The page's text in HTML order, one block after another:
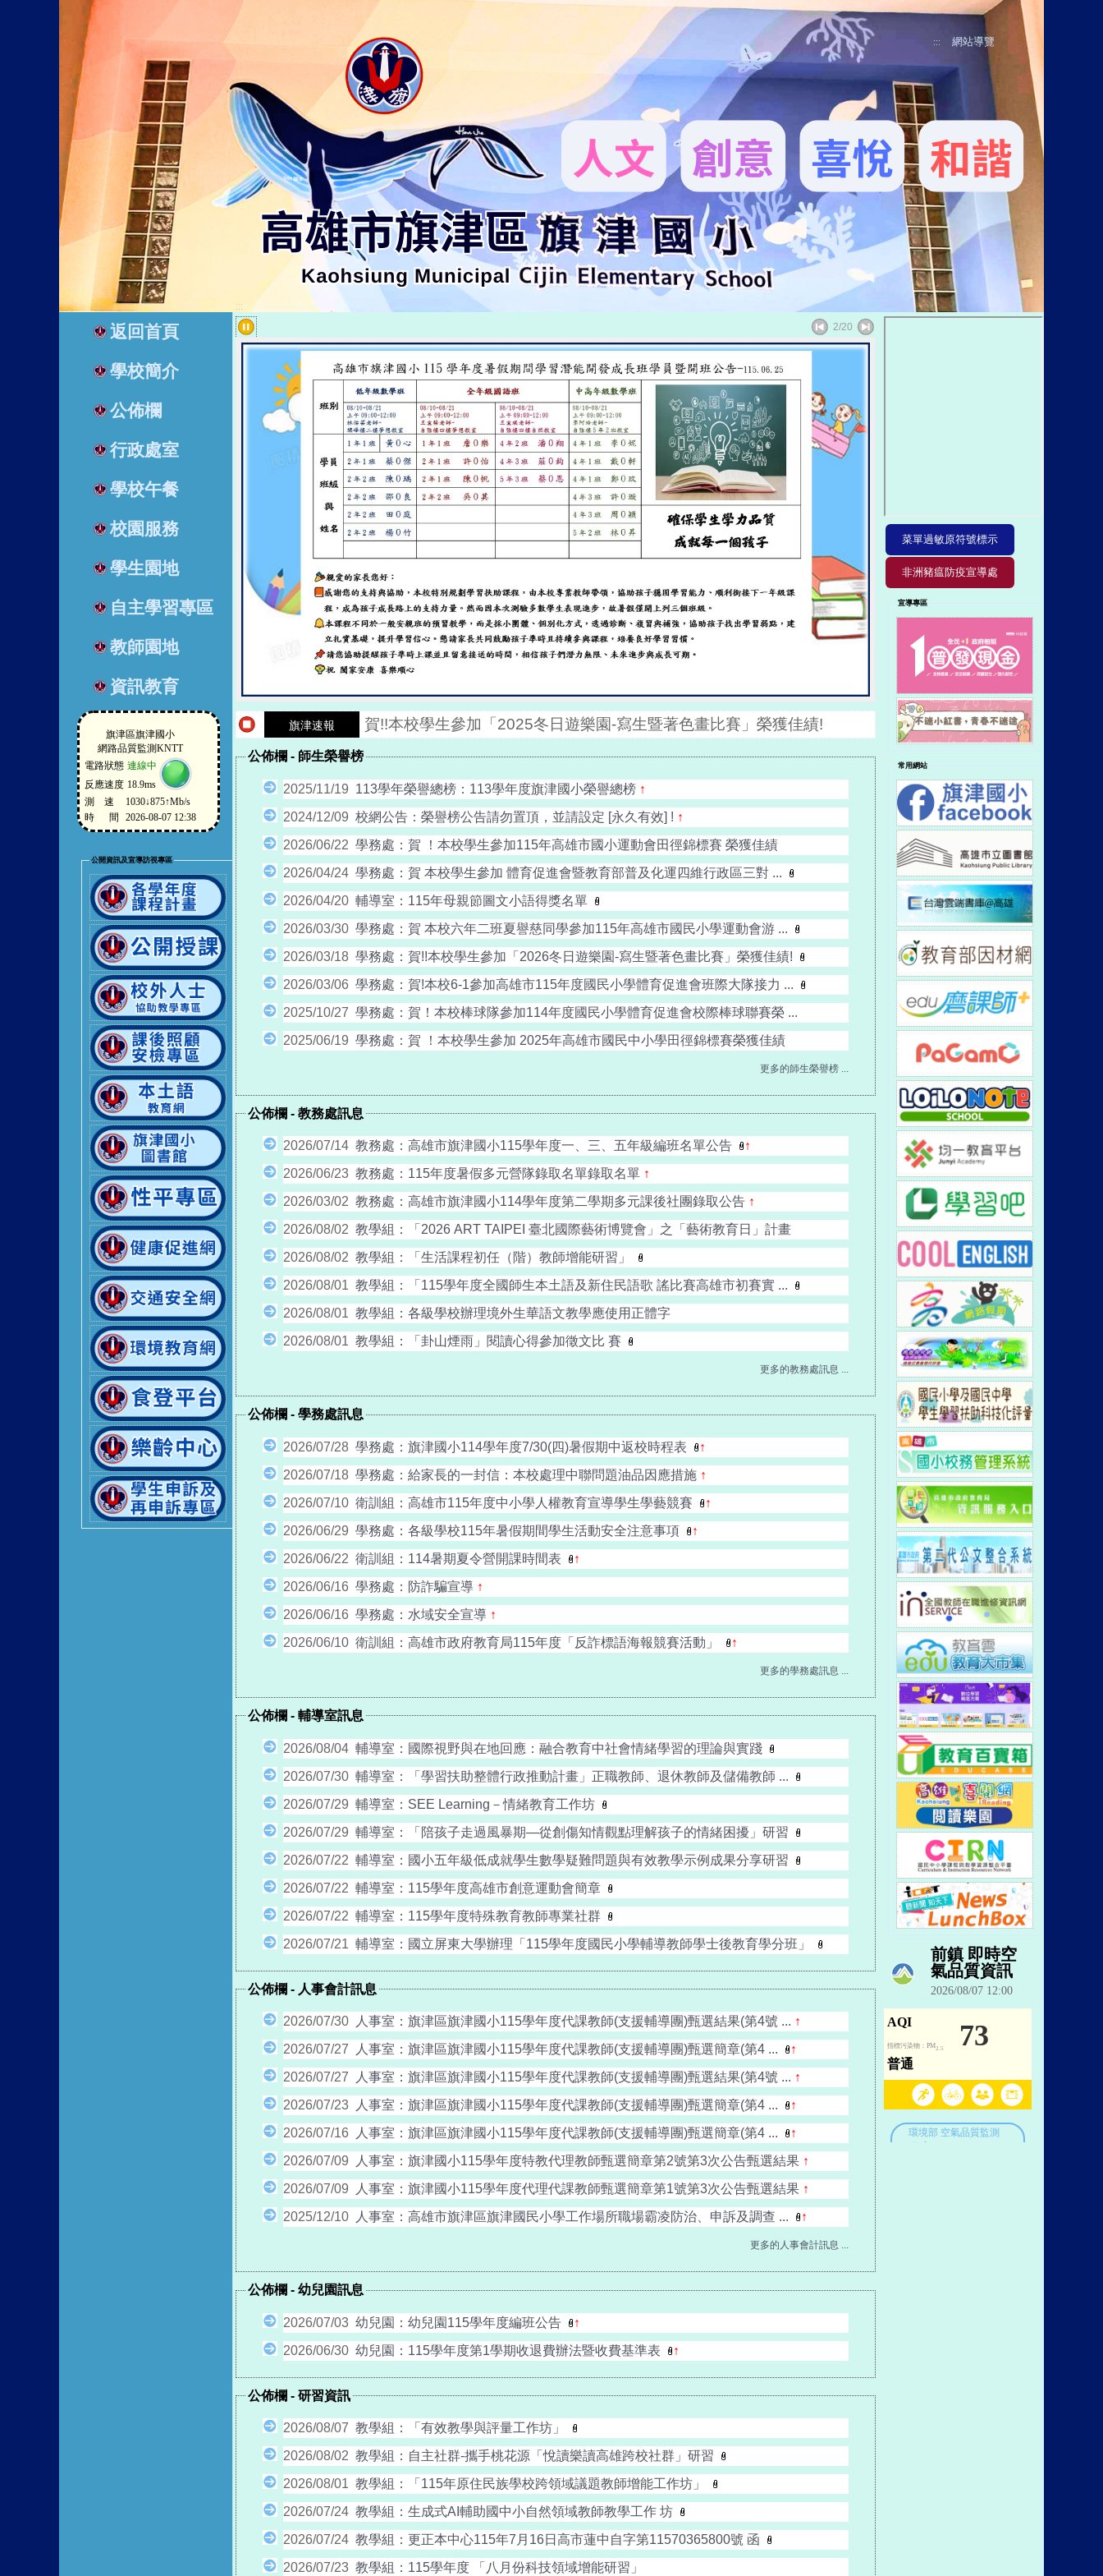
::: 網站導覽
:::
返回首頁
學校簡介
公佈欄
行政處室
學校午餐
校園服務
學生園地
自主學習專區
教師園地
資訊教育
公開資訊及宣導訪視專區
:::
2/20
旗津速報
114學年度小一新生報到相關事項，請家長參閱↓↓教務處公佈欄
賀!!本校學生參加「2025冬日遊樂園-寫生暨著色畫比賽」榮獲佳績!
公佈欄 - 師生榮譽榜
2025/11/19 113學年榮譽總榜：113學年度旗津國小榮譽總榜 ↑
2024/12/09
校網公告：榮譽榜公告請勿置頂，並請設定 [永久有效] ! ↑
2026/06/22 學務處：賀 ！本校學生參加115年高雄市國小運動會田徑錦標賽 榮獲佳績
2026/04/24 學務處：賀 本校學生參加 體育促進會暨教育部普及化運四維行政區三對 ...
2026/04/20 輔導室：115年母親節圖文小語得獎名單
2026/03/30 學務處：賀 本校六年二班夏譽慈同學參加115年高雄市國民小學運動會游 ...
2026/03/18 學務處：賀!!本校學生參加「2026冬日遊樂園-寫生暨著色畫比賽」榮獲佳績!
2026/03/06 學務處：賀!本校6-1參加高雄市115年度國民小學體育促進會班際大隊接力 ...
2025/10/27 學務處：賀！本校棒球隊參加114年度國民小學體育促進會校際棒球聯賽榮 ...
2025/06/19 學務處：賀 ！本校學生參加 2025年高雄市國民中小學田徑錦標賽榮獲佳績
更多的師生榮譽榜 ...
公佈欄 - 教務處訊息
2026/07/14 教務處：高雄市旗津國小115學年度一、三、五年級編班名單公告
↑
2026/06/23 教務處：115年度暑假多元營隊錄取名單錄取名單 ↑
2026/03/02 教務處：高雄市旗津國小114學年度第二學期多元課後社團錄取公告 ↑
2026/08/02 教學組：「2026 ART TAIPEI 臺北國際藝術博覽會」之「藝術教育日」計畫
2026/08/02 教學組：「生活課程初任（階）教師增能研習」
2026/08/01 教學組：「115學年度全國師生本土語及新住民語歌 謠比賽高雄市初賽實 ...
2026/08/01 教學組：各級學校辦理境外生華語文教學應使用正體字
2026/08/01 教學組：「卦山煙雨」閱讀心得參加徵文比 賽
更多的教務處訊息 ...
公佈欄 - 學務處訊息
2026/07/28 學務處：旗津國小114學年度7/30(四)暑假期中返校時程表
↑
2026/07/18 學務處：給家長的一封信：本校處理中聯問題油品因應措施 ↑
2026/07/10 衛訓組：高雄市115年度中小學人權教育宣導學生學藝競賽
↑
2026/06/29 學務處：各級學校115年暑假期間學生活動安全注意事項
↑
2026/06/22 衛訓組：114暑期夏令營開課時間表
↑
2026/06/16 學務處：防詐騙宣導 ↑
2026/06/16 學務處：水域安全宣導 ↑
2026/06/10 衛訓組：高雄市政府教育局115年度「反詐標語海報競賽活動」 ↑
更多的學務處訊息 ...
公佈欄 -總務處訊息
公佈欄 - 輔導室訊息
2026/08/04 輔導室：國際視野與在地回應：融合教育中社會情緒學習的理論與實踐
2026/07/30 輔導室：「學習扶助整體行政推動計畫」正職教師、退休教師及儲備教師 ...
2026/07/29 輔導室：SEE Learning－情緒教育工作坊
2026/07/29 輔導室：「陪孩子走過風暴期—從創傷知情觀點理解孩子的情緒困擾」研習
2026/07/22 輔導室：國小五年級低成就學生數學疑難問題與有效教學示例成果分享研習
2026/07/22 輔導室：115學年度高雄市創意運動會簡章
2026/07/22 輔導室：115學年度特殊教育教師專業社群
2026/07/21 輔導室：國立屏東大學辦理「115學年度國民小學輔導教師學士後教育學分班」
公佈欄 - 人事會計訊息
2026/07/30 人事室：旗津區旗津國小115學年度代課教師(支援輔導團)甄選結果(第4號 ... ↑
2026/07/27
人事室：旗津區旗津國小115學年度代課教師(支援輔導團)甄選簡章(第4 ...
↑
2026/07/27
人事室：旗津區旗津國小115學年度代課教師(支援輔導團)甄選結果(第4號 ... ↑
2026/07/23
人事室：旗津區旗津國小115學年度代課教師(支援輔導團)甄選簡章(第4 ...
↑
2026/07/16
人事室：旗津區旗津國小115學年度代課教師(支援輔導團)甄選簡章(第4 ...
↑
2026/07/09
人事室：旗津國小115學年度特教代理教師甄選簡章第2號第3次公告甄選結果 ↑
2026/07/09
人事室：旗津國小115學年度代理代課教師甄選簡章第1號第3次公告甄選結果 ↑
2025/12/10
人事室：高雄市旗津區旗津國民小學工作場所職場霸凌防治、申訴及調查 ... ↑
更多的人事會計訊息 ...
公佈欄 - 幼兒園訊息
2026/07/03 幼兒園：幼兒園115學年度編班公告
↑
2026/06/30 幼兒園：115學年度第1學期收退費辦法暨收費基準表 ↑
公佈欄 - 研習資訊
2026/08/07 教學組：「有效教學與評量工作坊」
2026/08/02 教學組：自主社群-攜手桃花源「悅讀樂讀高雄跨校社群」研習
2026/08/01 教學組：「115年原住民族學校跨領域議題教師增能工作坊」
2026/07/24 教學組：生成式AI輔助國中小自然領域教師教學工作 坊
2026/07/24 教學組：更正本中心115年7月16日高市蓮中自字第11570365800號 函
2026/07/23 教學組：115學年度 「八月份科技領域增能研習」
:::
菜單過敏原符號標示
非洲豬瘟防疫宣導處
宣導專區
常用網站